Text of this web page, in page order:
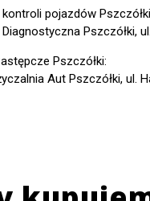
pojazdów
Pszczółki,
Pszczółki:
Aut Pszczółki, ul.